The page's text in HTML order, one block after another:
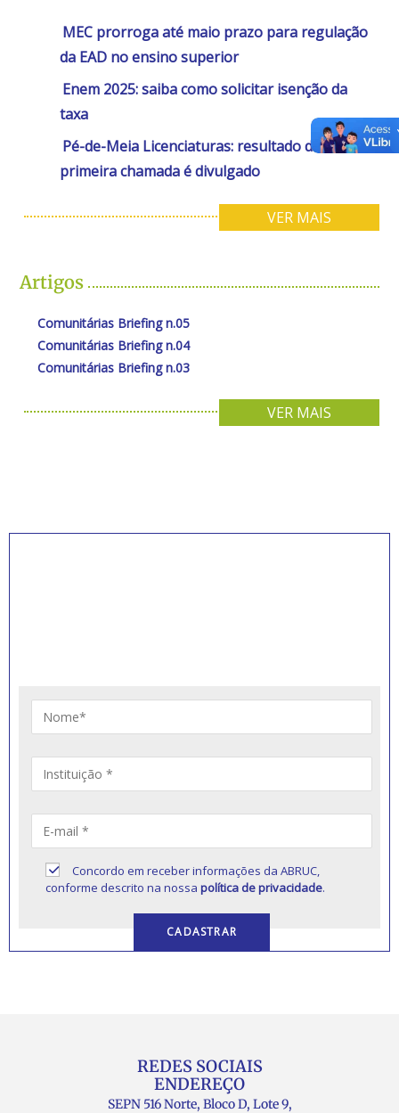
MEC prorroga até maio prazo para regulação
da EAD no ensino superior
Enem 2025: saiba como solicitar isenção da
taxa
Pé-de-Meia Licenciaturas: resultado da
primeira chamada é divulgado
VER MAIS
Artigos
Comunitárias Briefing n.05
Comunitárias Briefing n.04
Comunitárias Briefing n.03
VER MAIS
Concordo em receber informações da ABRUC,
conforme descrito na nossapolítica de privacidade.
REDES SOCIAIS
ENDEREÇO
SEPN 516 Norte, Bloco D, Lote 9,